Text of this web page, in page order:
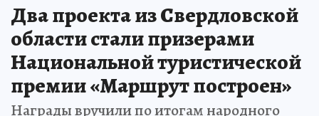
Два проекта из Свердловской
области стали призерами
Национальной туристической
премии «Маршрут построен»
Награды вручили по итогам народного